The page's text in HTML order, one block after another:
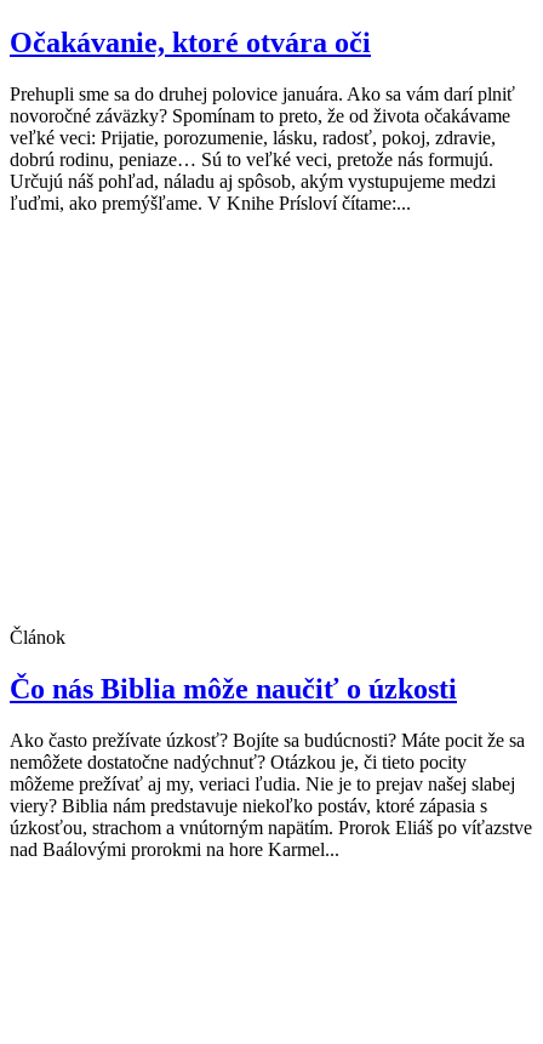
Očakávanie, ktoré otvára oči
Prehupli sme sa do druhej polovice januára. Ako sa vám darí plniť
novoročné záväzky? Spomínam to preto, že od života očakávame
veľké veci: Prijatie, porozumenie, lásku, radosť, pokoj, zdravie,
dobrú rodinu, peniaze… Sú to veľké veci, pretože nás formujú.
Určujú náš pohľad, náladu aj spôsob, akým vystupujeme medzi
ľuďmi, ako premýšľame. V Knihe Prísloví čítame:...
Článok
Čo nás Biblia môže naučiť o úzkosti
Ako často prežívate úzkosť? Bojíte sa budúcnosti? Máte pocit že sa
nemôžete dostatočne nadýchnuť? Otázkou je, či tieto pocity
môžeme prežívať aj my, veriaci ľudia. Nie je to prejav našej slabej
viery? Biblia nám predstavuje niekoľko postáv, ktoré zápasia s
úzkosťou, strachom a vnútorným napätím. Prorok Eliáš po víťazstve
nad Baálovými prorokmi na hore Karmel...